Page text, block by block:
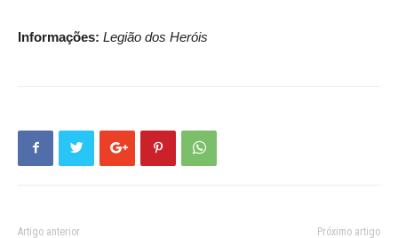
Informações: Legião dos Heróis
Artigo anterior Próximo artigo